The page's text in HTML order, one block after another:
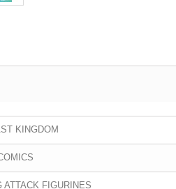
KINGDOM
ATTACK FIGURINES